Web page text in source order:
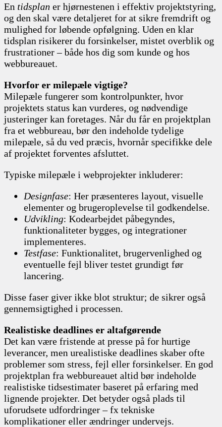
En tidsplan er hjørnestenen i effektiv projektstyring,
og den skal være detaljeret for at sikre fremdrift og
mulighed for løbende opfølgning. Uden en klar
tidsplan risikerer du forsinkelser, mistet overblik og
frustrationer – både hos dig som kunde og hos
webbureauet.
Hvorfor er milepæle vigtige?
Milepæle fungerer som kontrolpunkter, hvor
projektets status kan vurderes, og nødvendige
justeringer kan foretages. Når du får en projektplan
fra et webbureau, bør den indeholde tydelige
milepæle, så du ved præcis, hvornår specifikke dele
af projektet forventes afsluttet.
Typiske milepæle i webprojekter inkluderer:
Designfase: Her præsenteres layout, visuelle
elementer og brugeroplevelse til godkendelse.
Udvikling: Kodearbejdet påbegyndes,
funktionaliteter bygges, og integrationer
implementeres.
Testfase: Funktionalitet, brugervenlighed og
eventuelle fejl bliver testet grundigt før
lancering.
Disse faser giver ikke blot struktur; de sikrer også
gennemsigtighed i processen.
Realistiske deadlines er altafgørende
Det kan være fristende at presse på for hurtige
leverancer, men urealistiske deadlines skaber ofte
problemer som stress, fejl eller forsinkelser. En god
projektplan fra webbureauet altid bør indeholde
realistiske tidsestimater baseret på erfaring med
lignende projekter. Det betyder også plads til
uforudsete udfordringer – fx tekniske
komplikationer eller ændringer undervejs.